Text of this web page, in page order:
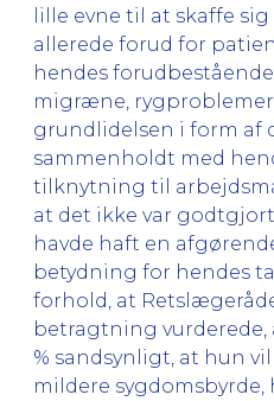
lille evne til at skaffe
allerede forud for
hendes
migræne, rygproblemer
grundlidelsen i form af
sammenholdt med
tilknytning til
at det ikke var
havde haft en
betydning for hendes
forhold, at
betragtning vurderede,
% sandsynligt, at hun
mildere